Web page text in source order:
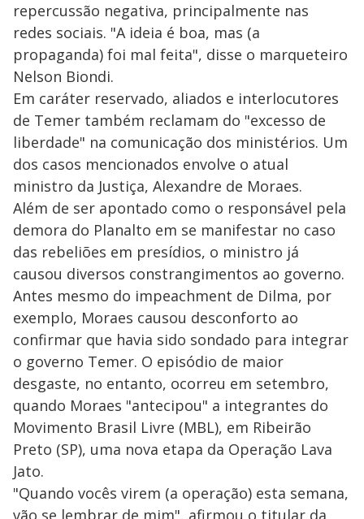
repercussão negativa, principalmente nas
redes sociais. "A ideia é boa, mas (a
propaganda) foi mal feita", disse o marqueteiro
Nelson Biondi.
Em caráter reservado, aliados e interlocutores
de Temer também reclamam do "excesso de
liberdade" na comunicação dos ministérios. Um
dos casos mencionados envolve o atual
ministro da Justiça, Alexandre de Moraes.
Além de ser apontado como o responsável pela
demora do Planalto em se manifestar no caso
das rebeliões em presídios, o ministro já
causou diversos constrangimentos ao governo.
Antes mesmo do impeachment de Dilma, por
exemplo, Moraes causou desconforto ao
confirmar que havia sido sondado para integrar
o governo Temer. O episódio de maior
desgaste, no entanto, ocorreu em setembro,
quando Moraes "antecipou" a integrantes do
Movimento Brasil Livre (MBL), em Ribeirão
Preto (SP), uma nova etapa da Operação Lava
Jato.
"Quando vocês virem (a operação) esta semana,
vão se lembrar de mim", afirmou o titular da